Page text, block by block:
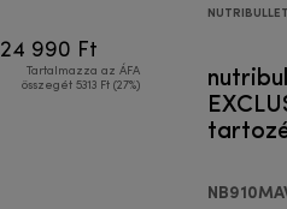
24 990 Ft
Tartalmazza az ÁFA
összegét 5313 Ft (27%)